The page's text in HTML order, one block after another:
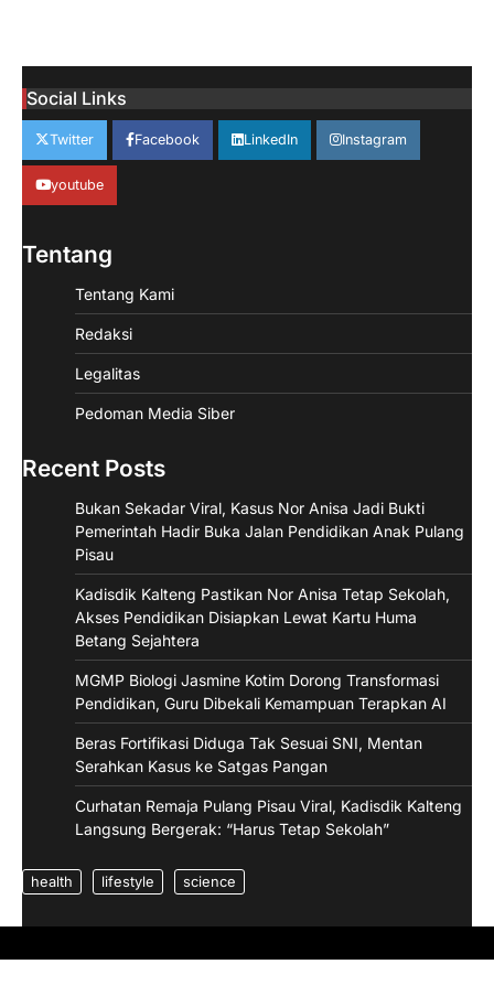
Social Links
Twitter Facebook LinkedIn Instagram
youtube
Tentang
Tentang Kami
Redaksi
Legalitas
Pedoman Media Siber
Recent Posts
Bukan Sekadar Viral, Kasus Nor Anisa Jadi Bukti
Pemerintah Hadir Buka Jalan Pendidikan Anak Pulang
Pisau
Kadisdik Kalteng Pastikan Nor Anisa Tetap Sekolah,
Akses Pendidikan Disiapkan Lewat Kartu Huma
Betang Sejahtera
MGMP Biologi Jasmine Kotim Dorong Transformasi
Pendidikan, Guru Dibekali Kemampuan Terapkan AI
Beras Fortifikasi Diduga Tak Sesuai SNI, Mentan
Serahkan Kasus ke Satgas Pangan
Curhatan Remaja Pulang Pisau Viral, Kadisdik Kalteng
Langsung Bergerak: “Harus Tetap Sekolah”
health lifestyle science